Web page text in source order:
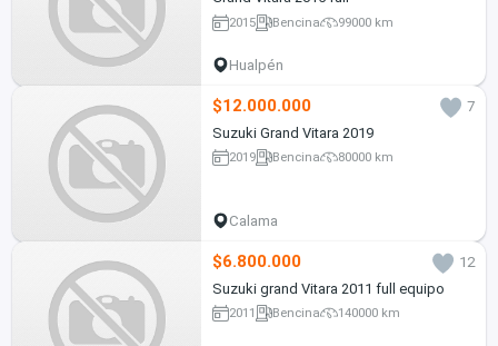
2015 Bencina 99000 km
Hualpén
$12.000.000
7
Suzuki Grand Vitara 2019
2019 Bencina 80000 km
Calama
$6.800.000
12
Suzuki grand Vitara 2011 full equipo
2011 Bencina 140000 km